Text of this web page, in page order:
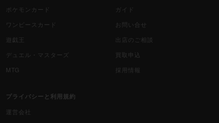
ポケモンカード
ワンピースカード
遊戯王
デュエル・マスターズ
MTG
ガイド
お問い合せ
出店のご相談
買取申込
採用情報
プライバシーと利用規約
運営会社